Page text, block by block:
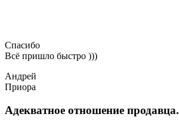
Спасибо
Всё пришло быстро )))
Андрей
Приора
Адекватное отношение продавца.